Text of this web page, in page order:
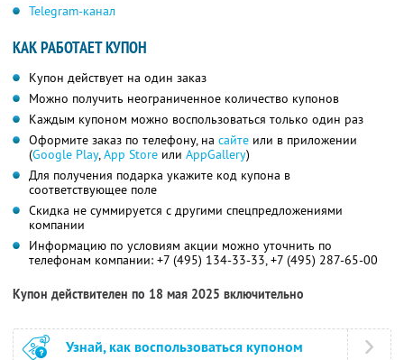
Telegram-канал
КАК РАБОТАЕТ КУПОН
Купон действует на один заказ
Можно получить неограниченное количество купонов
Каждым купоном можно воспользоваться только один раз
Оформите заказ по телефону, на сайте или в приложении
(Google Play,App Store или AppGallery)
Для получения подарка укажите код купона в
соответствующее поле
Скидка не суммируется с другими спецпредложениями
компании
Информацию по условиям акции можно уточнить по
телефонам компании: +7 (495) 134-33-33, +7 (495) 287-65-00
Купон действителен по 18 мая 2025 включительно
Узнай, как воспользоваться купоном